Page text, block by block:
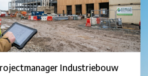
Industriebouw